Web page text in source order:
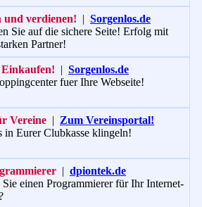
und verdienen! | Sorgenlos.de
Sie auf die sichere Seite! Erfolg mit
Partner!
| Sorgenlos.de
fuer Ihre Webseite!
Vereine | Zum Vereinsportal!
in Eurer Clubkasse klingeln!
| dpiontek.de
Sie einen Programmierer für Ihr Internet-